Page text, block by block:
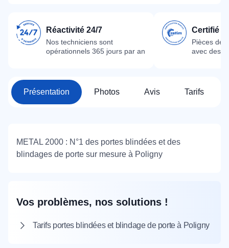
Réactivité 24/7
Nos techniciens sont
opérationnels 365 jours par an
Certifié
Pièces
avec des
Présentation Photos Avis Tarifs
METAL 2000 : N°1 des portes blindées et des
blindages de porte sur mesure à Poligny
Vos problèmes, nos solutions !
Tarifs portes blindées et blindage de porte à Poligny